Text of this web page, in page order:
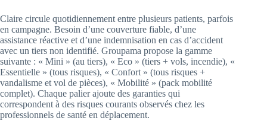
Claire circule quotidiennement entre plusieurs patients, parfois
en campagne. Besoin d’une couverture fiable, d’une
assistance réactive et d’une indemnisation en cas d’accident
avec un tiers non identifié. Groupama propose la gamme
suivante : « Mini » (au tiers), « Eco » (tiers + vols, incendie), «
Essentielle » (tous risques), « Confort » (tous risques +
vandalisme et vol de pièces), « Mobilité » (pack mobilité
complet). Chaque palier ajoute des garanties qui
correspondent à des risques courants observés chez les
professionnels de santé en déplacement.